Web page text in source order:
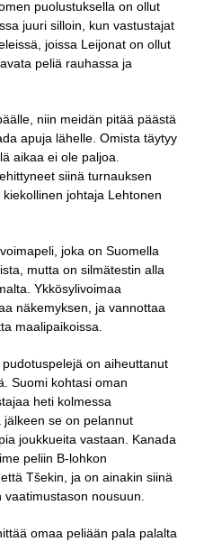
puolustuksella on ollut
juuri silloin, kun vastustajat
joissa Leijonat on ollut
peliä rauhassa ja
niin meidän pitää päästä
apuja lähelle. Omista täytyy
aikaa ei ole paljoa.
siinä turnauksen
johtaja Lehtonen
joka on Suomella
mutta on silmätestin alla
Ykkösylivoimaa
näkemyksen, ja vannottaa
maalipaikoissa.
on aiheuttanut
Suomi kohtasi oman
heti kolmessa
se on pelannut
joukkueita vastaan. Kanada
peliin B-lohkon
Tšekin, ja on ainakin siinä
nousuun.
omaa peliään pala palalta